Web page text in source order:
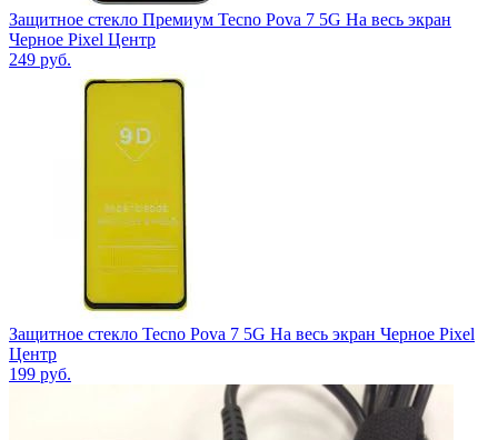
Защитное стекло Премиум Tecno Pova 7 5G На весь экран
Черное Pixel Центр
249 руб.
Защитное стекло Tecno Pova 7 5G На весь экран Черное Pixel
Центр
199 руб.